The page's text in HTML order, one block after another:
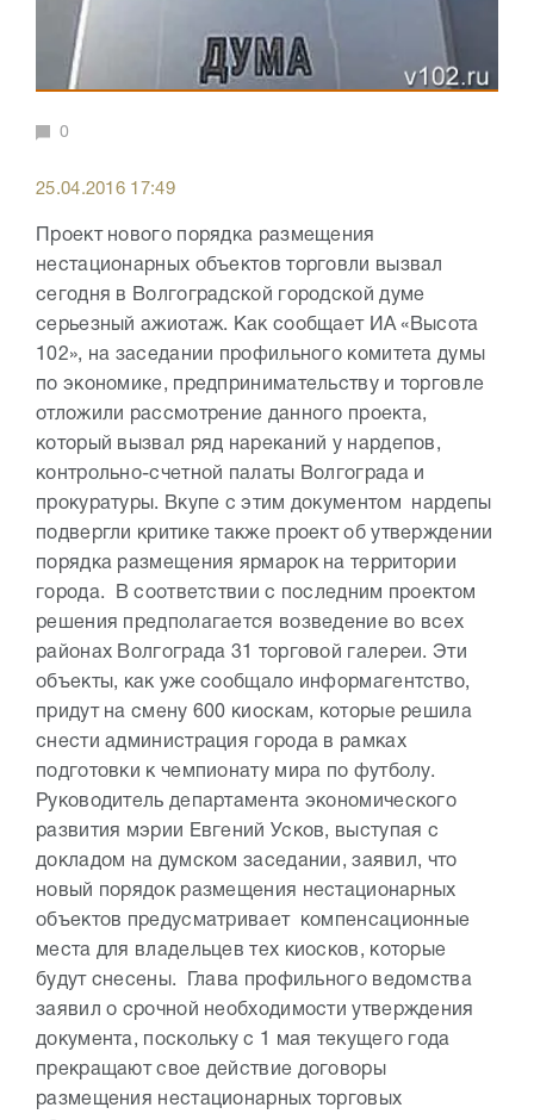
0
25.04.2016 17:49
Проект нового порядка размещения
нестационарных объектов торговли вызвал
сегодня в Волгоградской городской думе
серьезный ажиотаж. Как сообщает ИА «Высота
102», на заседании профильного комитета думы
по экономике, предпринимательству и торговле
отложили рассмотрение данного проекта,
который вызвал ряд нареканий у нардепов,
контрольно-счетной палаты Волгограда и
прокуратуры. Вкупе с этим документом нардепы
подвергли критике также проект об утверждении
порядка размещения ярмарок на территории
города. В соответствии с последним проектом
решения предполагается возведение во всех
районах Волгограда 31 торговой галереи. Эти
объекты, как уже сообщало информагентство,
придут на смену 600 киоскам, которые решила
снести администрация города в рамках
подготовки к чемпионату мира по футболу.
Руководитель департамента экономического
развития мэрии Евгений Усков, выступая с
докладом на думском заседании, заявил, что
новый порядок размещения нестационарных
объектов предусматривает компенсационные
места для владельцев тех киосков, которые
будут снесены. Глава профильного ведомства
заявил о срочной необходимости утверждения
документа, поскольку с 1 мая текущего года
прекращают свое действие договоры
размещения нестационарных торговых